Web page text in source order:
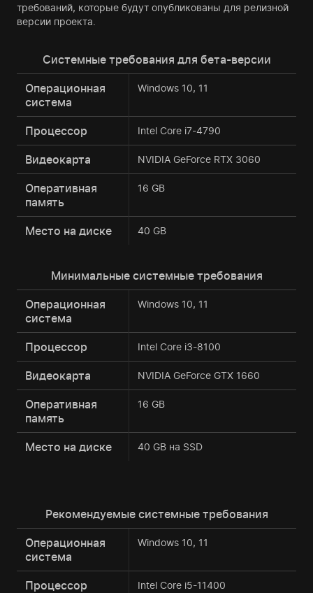
требований, которые будут опубликованы для релизной
версии проекта.
Системные требования для бета-версии
Операционная
система
Windows 10, 11
Процессор Intel Core i7-4790
Видеокарта NVIDIA GeForce RTX 3060
Оперативная
память
16 GB
Место на диске 40 GB
Минимальные системные требования
Операционная
система
Windows 10, 11
Процессор Intel Core i3-8100
Видеокарта NVIDIA GeForce GTX 1660
Оперативная
память
16 GB
Место на диске 40 GB на SSD
Рекомендуемые системные требования
Операционная
система
Windows 10, 11
Процессор Intel Core i5-11400